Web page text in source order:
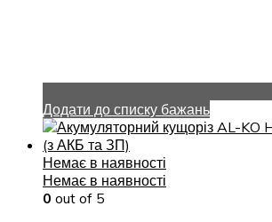
Додати до списку бажань
Немає в наявності
Немає в наявності
0 out of 5